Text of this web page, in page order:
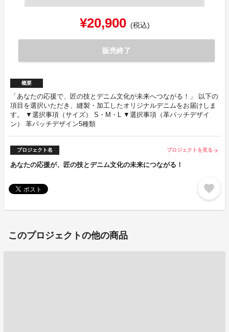
¥20,900 (税込)
販売終了
概要
「あなたの応援で、匠の技とデニム文化が未来へつながる！」 以下の
項目を選択いただき、縫製・加工したオリジナルデニムをお届けしま
す。 ▼選択事項（サイズ） S・M・L ▼選択事項（革パッチデザイ
ン） 革パッチデザイン5種類
プロジェクト名 プロジェクトを見る arrow_forward
あなたの応援が、匠の技とデニム文化の未来につながる！
favorite
このプロジェクトの他の商品